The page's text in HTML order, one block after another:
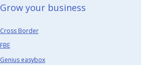
Grow your business​
Cross Border
FBE
Genius easybox